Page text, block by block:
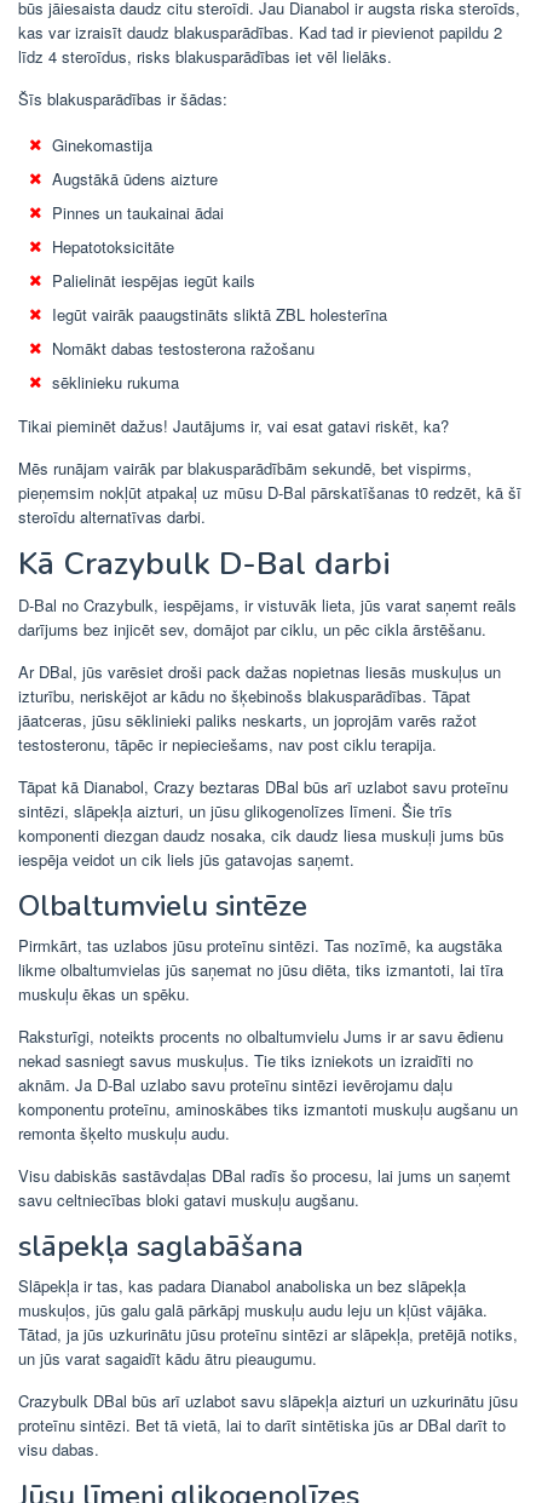
būs jāiesaista daudz citu steroīdi. Jau Dianabol ir augsta riska steroīds,
kas var izraisīt daudz blakusparādības. Kad tad ir pievienot papildu 2
līdz 4 steroīdus, risks blakusparādības iet vēl lielāks.
Šīs blakusparādības ir šādas:
Ginekomastija
Augstākā ūdens aizture
Pinnes un taukainai ādai
Hepatotoksicitāte
Palielināt iespējas iegūt kails
Iegūt vairāk paaugstināts sliktā ZBL holesterīna
Nomākt dabas testosterona ražošanu
sēklinieku rukuma
Tikai pieminēt dažus! Jautājums ir, vai esat gatavi riskēt, ka?
Mēs runājam vairāk par blakusparādībām sekundē, bet vispirms,
pieņemsim nokļūt atpakaļ uz mūsu D-Bal pārskatīšanas t0 redzēt, kā šī
steroīdu alternatīvas darbi.
Kā Crazybulk D-Bal darbi
D-Bal no Crazybulk, iespējams, ir vistuvāk lieta, jūs varat saņemt reāls
darījums bez injicēt sev, domājot par ciklu, un pēc cikla ārstēšanu.
Ar DBal, jūs varēsiet droši pack dažas nopietnas liesās muskuļus un
izturību, neriskējot ar kādu no šķebinošs blakusparādības. Tāpat
jāatceras, jūsu sēklinieki paliks neskarts, un joprojām varēs ražot
testosteronu, tāpēc ir nepieciešams, nav post ciklu terapija.
Tāpat kā Dianabol, Crazy beztaras DBal būs arī uzlabot savu proteīnu
sintēzi, slāpekļa aizturi, un jūsu glikogenolīzes līmeni. Šie trīs
komponenti diezgan daudz nosaka, cik daudz liesa muskuļi jums būs
iespēja veidot un cik liels jūs gatavojas saņemt.
Olbaltumvielu sintēze
Pirmkārt, tas uzlabos jūsu proteīnu sintēzi. Tas nozīmē, ka augstāka
likme olbaltumvielas jūs saņemat no jūsu diēta, tiks izmantoti, lai tīra
muskuļu ēkas un spēku.
Raksturīgi, noteikts procents no olbaltumvielu Jums ir ar savu ēdienu
nekad sasniegt savus muskuļus. Tie tiks izniekots un izraidīti no
aknām. Ja D-Bal uzlabo savu proteīnu sintēzi ievērojamu daļu
komponentu proteīnu, aminoskābes tiks izmantoti muskuļu augšanu un
remonta šķelto muskuļu audu.
Visu dabiskās sastāvdaļas DBal radīs šo procesu, lai jums un saņemt
savu celtniecības bloki gatavi muskuļu augšanu.
slāpekļa saglabāšana
Slāpekļa ir tas, kas padara Dianabol anaboliska un bez slāpekļa
muskuļos, jūs galu galā pārkāpj muskuļu audu leju un kļūst vājāka.
Tātad, ja jūs uzkurinātu jūsu proteīnu sintēzi ar slāpekļa, pretējā notiks,
un jūs varat sagaidīt kādu ātru pieaugumu.
Crazybulk DBal būs arī uzlabot savu slāpekļa aizturi un uzkurinātu jūsu
proteīnu sintēzi. Bet tā vietā, lai to darīt sintētiska jūs ar DBal darīt to
visu dabas.